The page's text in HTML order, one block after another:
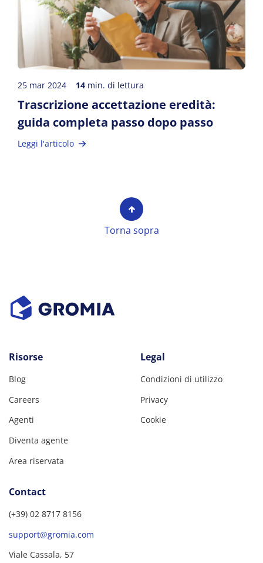
25 mar 2024 14 min. di lettura
Trascrizione accettazione eredità:
guida completa passo dopo passo
Leggi l'articolo
Torna sopra
Risorse
Blog
Careers
Agenti
Diventa agente
Area riservata
Legal
Condizioni di utilizzo
Privacy
Cookie
Contact
(+39) 02 8717 8156
support@gromia.com
Viale Cassala, 57